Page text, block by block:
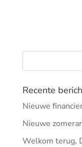
Recente
Nieuwe
Nieuwe
Welkom terug,